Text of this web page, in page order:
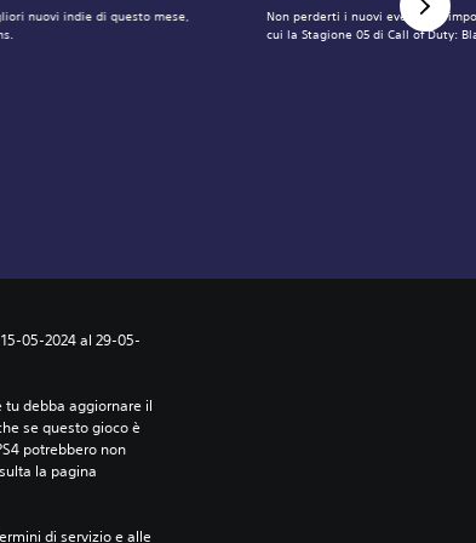
nuovi indie di questo mese,
Non perderti i nuovi eventi più
cui la Stagione 05 di Call of Duty:
05-2024 al 29-05-
tu debba aggiornare il
se questo gioco è
potrebbero non
la pagina
di servizio e alle